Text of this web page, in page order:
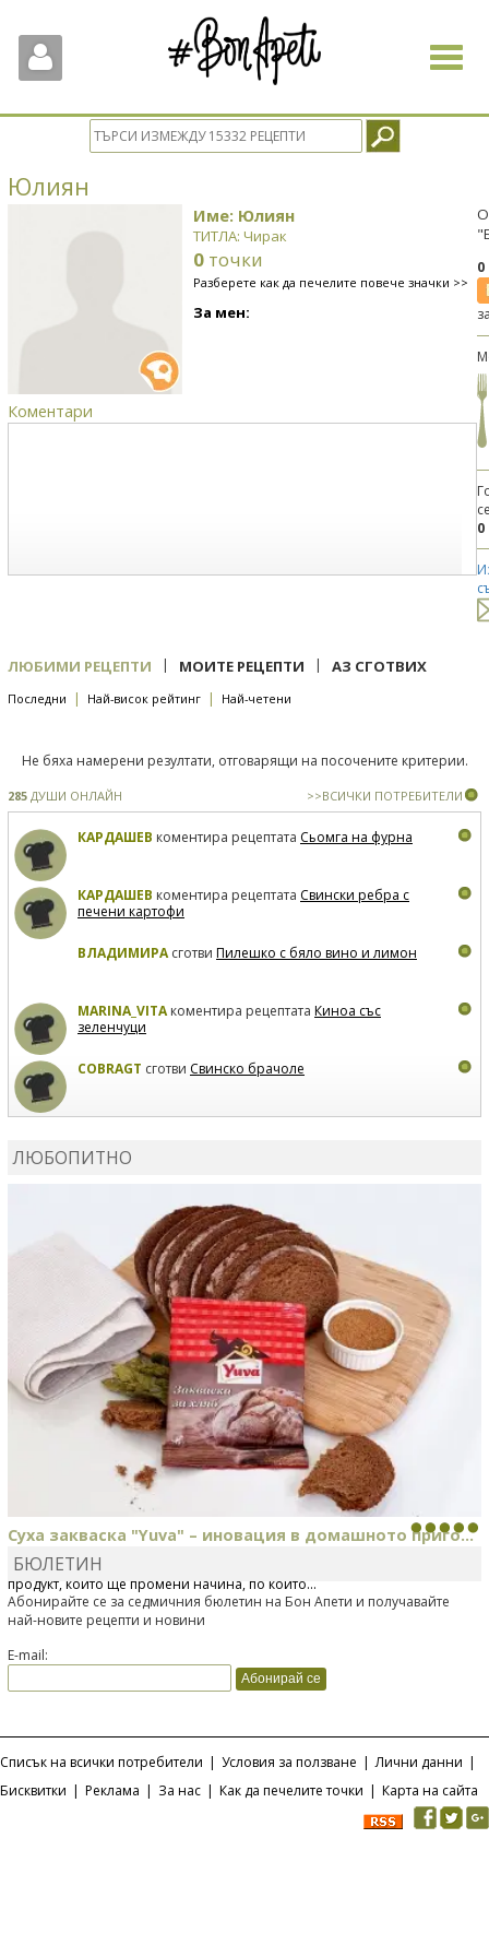
Toggle
Юлиян
Име: Юлиян
ТИТЛА: Чирак
0 точки
Разберете как да печелите повече значки >>
За мен:
Коментари
0
ЛЮБИМИ РЕЦЕПТИ | МОИТЕ РЕЦЕПТИ | АЗ СГОТВИХ
Последни | Най-висок рейтинг | Най-четени
Не бяха намерени резултати, отговарящи на посочените критерии.
285 ДУШИ ОНЛАЙН >>ВСИЧКИ ПОТРЕБИТЕЛИ
КАРДАШЕВ коментира рецептата Сьомга на фурна
КАРДАШЕВ коментира рецептата Свински ребра с
печени картофи
ВЛАДИМИРАсготви Пилешко с бяло вино и лимон
MARINA_VITAкоментира рецептата Киноа със
зеленчуци
COBRAGT сготви Свинско брачоле
ЛЮБОПИТНО
Суха закваска "Yuva" – иновация в домашното приго...
Отскоро Лесафр България стартира предлагането на изцяло нов
продукт, който ще промени начина, по който...
БЮЛЕТИН
Абонирайте се за седмичния бюлетин на Бон Апети и получавайте
най-новите рецепти и новини
E-mail:
Списък на всички потребители | Условия за ползване | Лични данни |
Бисквитки | Реклама | За нас | Как да печелите точки | Карта на сайта